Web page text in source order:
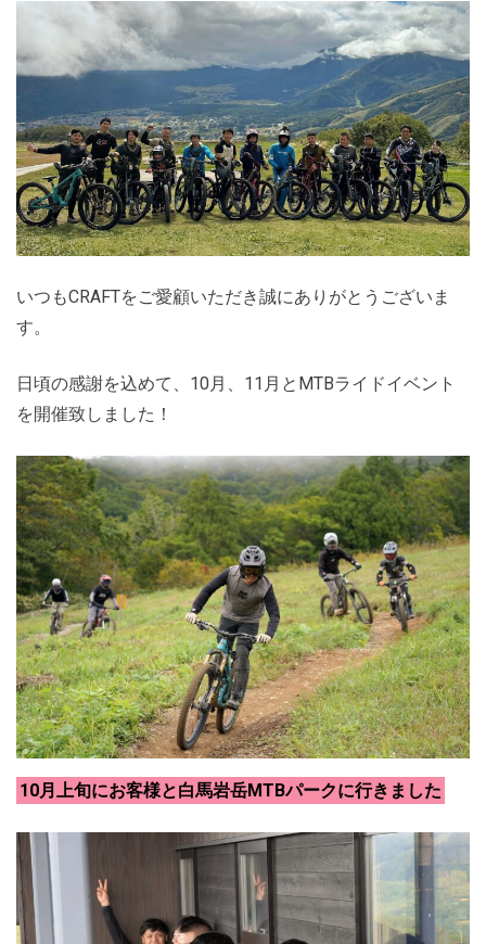
いつもCRAFTをご愛顧いただき誠にありがとうございま
す。
日頃の感謝を込めて、10月、11月とMTBライドイベント
を開催致しました！
10月上旬にお客様と白馬岩岳MTBパークに行きました